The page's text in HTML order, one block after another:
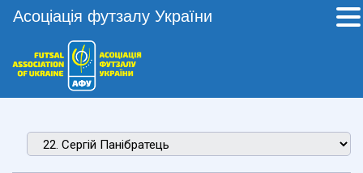
Асоціація футзалу України